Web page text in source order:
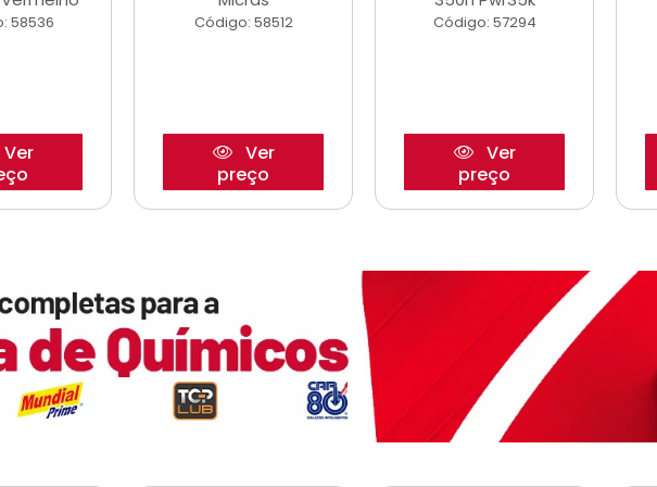
58536
Ver
Código: 58512
Ver
preço
Código: 57294
Ver
preço